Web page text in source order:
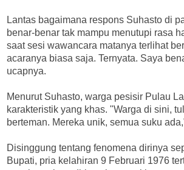
Lantas bagaimana respons Suhasto di
benar-benar tak mampu menutupi rasa
saat sesi wawancara matanya terlihat
acaranya biasa saja. Ternyata. Saya
ucapnya.
Menurut Suhasto, warga pesisir Pulau
karakteristik yang khas. "Warga di sini,
berteman. Mereka unik, semua suku
Disinggung tentang fenomena dirinya
Bupati, pria kelahiran 9 Februari 1976